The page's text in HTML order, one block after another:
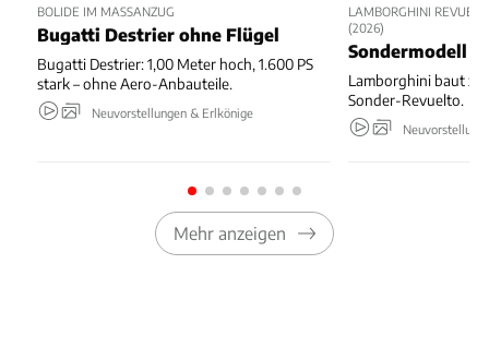
BOLIDE IM MASSANZUG
Bugatti Destrier ohne Flügel
Bugatti Destrier: 1,00 Meter hoch, 1.600 PS
stark – ohne Aero-Anbauteile.
Neuvorstellungen & Erlkönige
LAMBORGHINI
(2026)
Sondermodell
Lamborghini baut
Sonder-Revuelto.
Mehr anzeigen